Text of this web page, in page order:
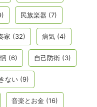
民族楽器 (7)
家 (32) 病気 (4)
(6) 自己防衛 (3)
ない (9)
音楽とお金 (16)